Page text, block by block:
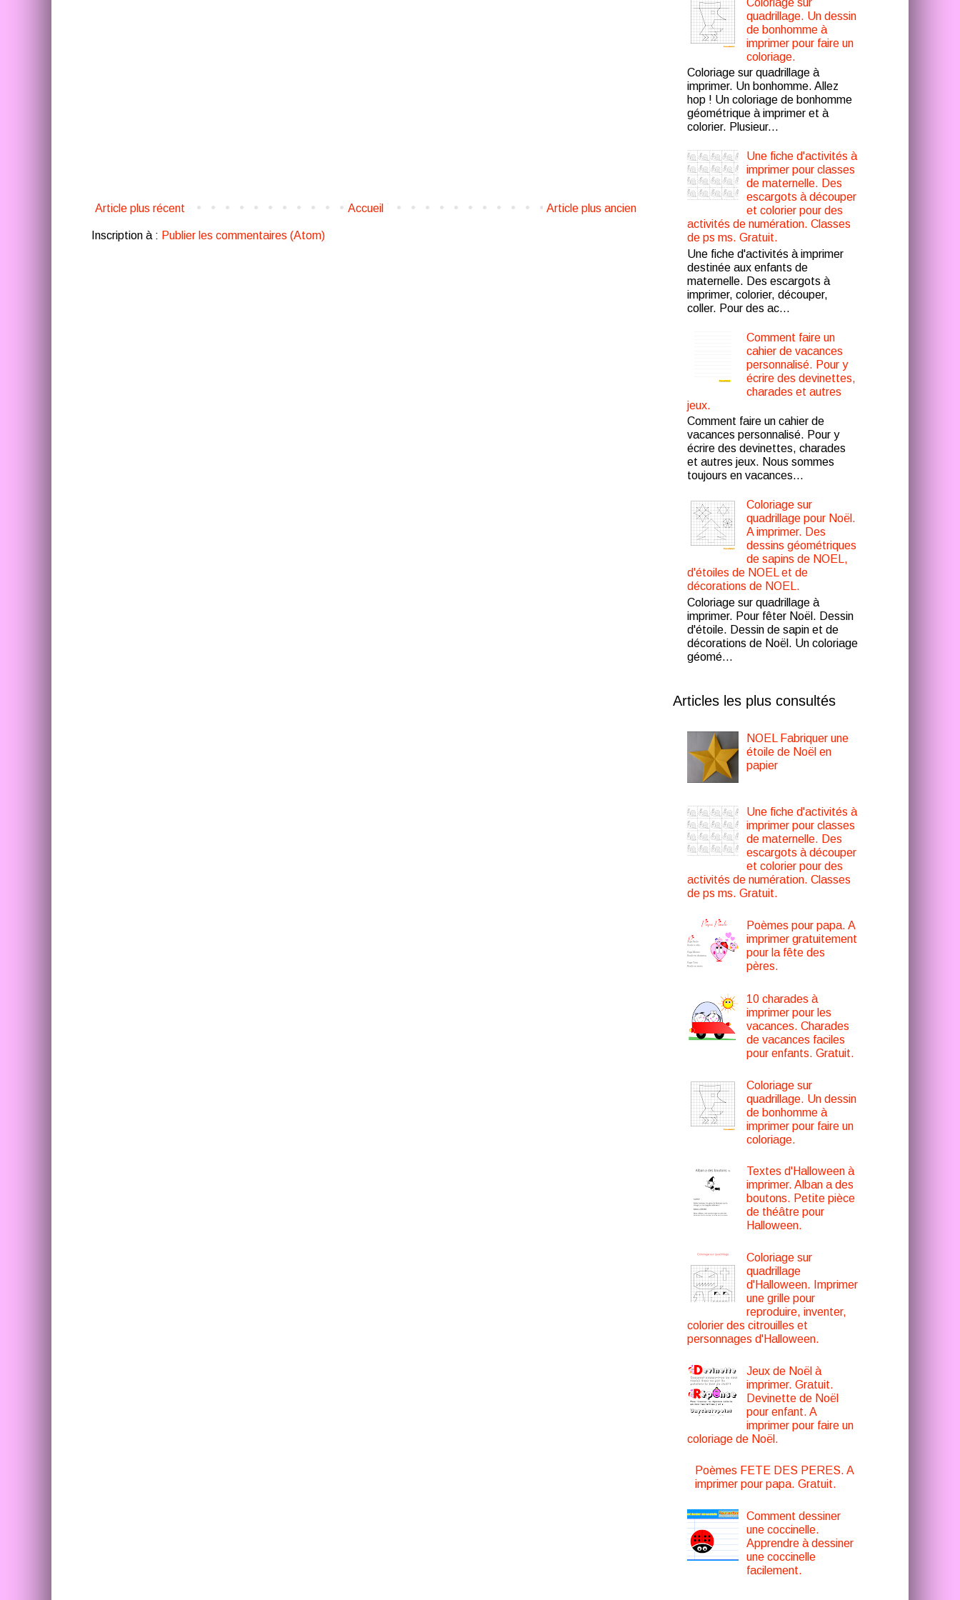
Article plus récent Article plus ancien
Accueil
Inscription à : Publier les commentaires (Atom)
quadrillage. Un dessin
de bonhomme à
imprimer pour faire un
coloriage.
Coloriage sur quadrillage à
imprimer. Un bonhomme. Allez
hop ! Un coloriage de bonhomme
géométrique à imprimer et à
colorier. Plusieur...
Une fiche d'activités à
imprimer pour classes
de maternelle. Des
escargots à découper
et colorier pour des
activités de numération. Classes
de ps ms. Gratuit.
Une fiche d'activités à imprimer
destinée aux enfants de
maternelle. Des escargots à
imprimer, colorier, découper,
coller. Pour des ac...
Comment faire un
cahier de vacances
personnalisé. Pour y
écrire des devinettes,
charades et autres
jeux.
Comment faire un cahier de
vacances personnalisé. Pour y
écrire des devinettes, charades
et autres jeux. Nous sommes
toujours en vacances...
Coloriage sur
quadrillage pour Noël.
A imprimer. Des
dessins géométriques
de sapins de NOEL,
d'étoiles de NOEL et de
décorations de NOEL.
Coloriage sur quadrillage à
imprimer. Pour fêter Noël. Dessin
d'étoile. Dessin de sapin et de
décorations de Noël. Un coloriage
géomé...
Articles les plus consultés
NOEL Fabriquer une
étoile de Noël en
papier
Une fiche d'activités à
imprimer pour classes
de maternelle. Des
escargots à découper
et colorier pour des
activités de numération. Classes
de ps ms. Gratuit.
Poèmes pour papa. A
imprimer gratuitement
pour la fête des
pères.
10 charades à
imprimer pour les
vacances. Charades
de vacances faciles
pour enfants. Gratuit.
Coloriage sur
quadrillage. Un dessin
de bonhomme à
imprimer pour faire un
coloriage.
Textes d'Halloween à
imprimer. Alban a des
boutons. Petite pièce
de théâtre pour
Halloween.
Coloriage sur
quadrillage
d'Halloween. Imprimer
une grille pour
reproduire, inventer,
colorier des citrouilles et
personnages d'Halloween.
Jeux de Noël à
imprimer. Gratuit.
Devinette de Noël
pour enfant. A
imprimer pour faire un
coloriage de Noël.
Poèmes FETE DES PERES. A
imprimer pour papa. Gratuit.
Comment dessiner
une coccinelle.
Apprendre à dessiner
une coccinelle
facilement.